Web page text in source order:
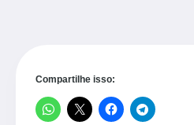
Compartilhe isso: